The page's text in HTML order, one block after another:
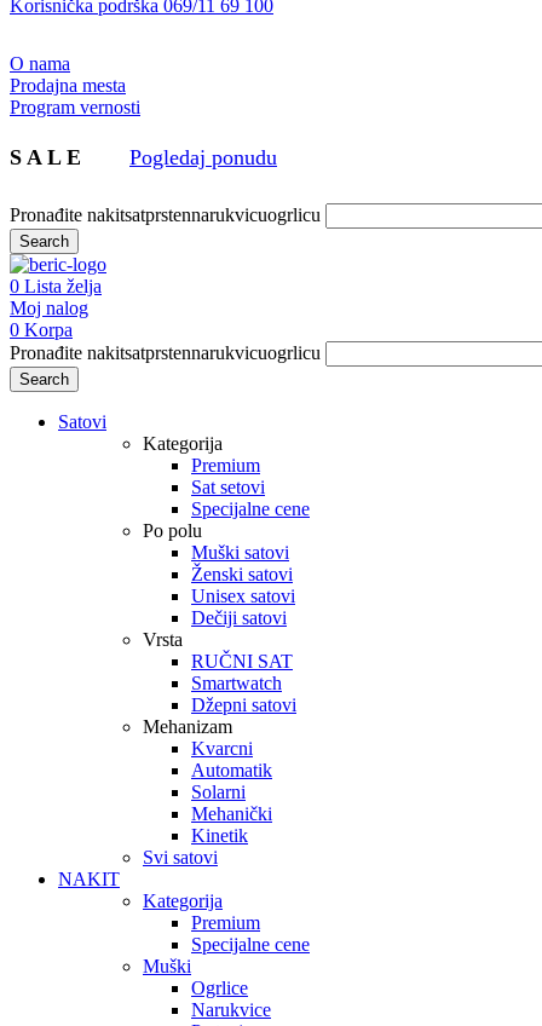
Korisnička podrška 069/11 69 100
O nama
Prodajna mesta
Program vernosti
S A L E Pogledaj ponudu
Pronađite nakitsatprstennarukvicuogrlicu
Search
0 Lista želja
Moj nalog
0 Korpa
Pronađite nakitsatprstennarukvicuogrlicu
Search
Satovi
Kategorija
Premium
Sat setovi
Specijalne cene
Po polu
Muški satovi
Ženski satovi
Unisex satovi
Dečiji satovi
Vrsta
RUČNI SAT
Smartwatch
Džepni satovi
Mehanizam
Kvarcni
Automatik
Solarni
Mehanički
Kinetik
Svi satovi
NAKIT
Kategorija
Premium
Specijalne cene
Muški
Ogrlice
Narukvice